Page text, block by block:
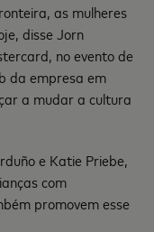
as mulheres
disse Jorn
no evento de
da empresa em
a mudar a cultura
e Katie Priebe,
com
promovem esse